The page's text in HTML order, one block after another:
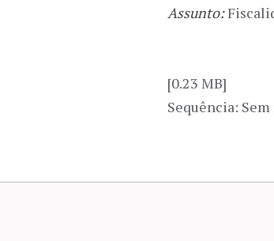
Assunto:
[0.23 MB]
Sequência: